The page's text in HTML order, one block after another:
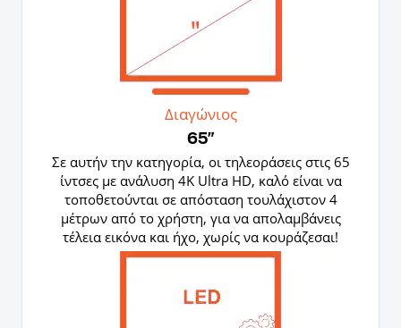
Διαγώνιος
65"
Σε αυτήν την κατηγορία, οι τηλεοράσεις στις 65
ίντσες με ανάλυση 4K Ultra HD, καλό είναι να
τοποθετούνται σε απόσταση τουλάχιστον 4
μέτρων από το χρήστη, για να απολαμβάνεις
τέλεια εικόνα και ήχο, χωρίς να κουράζεσαι!